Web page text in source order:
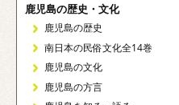
鹿児島の歴史・文化
鹿児島の歴史
南日本の民俗文化全14巻
鹿児島の文化
鹿児島の方言